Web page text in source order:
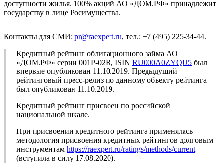
доступности жилья. 100% акций АО «ДОМ.РФ» принадлежит
государству в лице Росимущества.
Контакты для СМИ: pr@raexpert.ru, тел.: +7 (495) 225-34-44.
Кредитный рейтинг облигационного займа АО
«ДОМ.РФ» серии 001Р-02R, ISIN RU000A0ZYQU5 был
впервые опубликован 11.10.2019. Предыдущий
рейтинговый пресс-релиз по данному объекту рейтинга
был опубликован 11.10.2019.
Кредитный рейтинг присвоен по российской
национальной шкале.
При присвоении кредитного рейтинга применялась
методология присвоения кредитных рейтингов долговым
инструментам https://raexpert.ru/ratings/methods/current
(вступила в силу 17.08.2020).